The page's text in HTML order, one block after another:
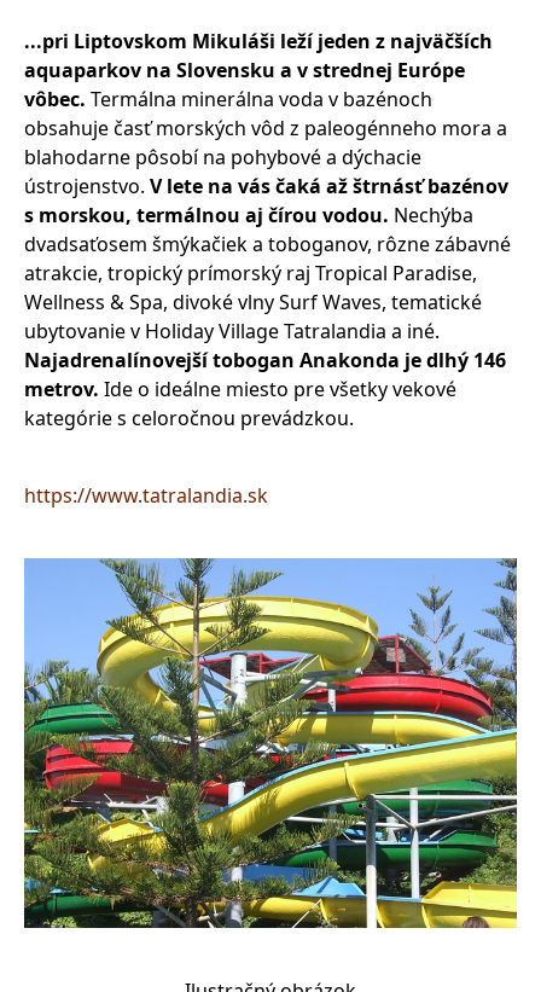
...pri Liptovskom Mikuláši leží jeden z najväčších
aquaparkov na Slovensku a v strednej Európe
vôbec. Termálna minerálna voda v bazénoch
obsahuje časť morských vôd z paleogénneho mora a
blahodarne pôsobí na pohybové a dýchacie
ústrojenstvo. V lete na vás čaká až štrnásť bazénov
s morskou, termálnou aj čírou vodou. Nechýba
dvadsaťosem šmýkačiek a toboganov, rôzne zábavné
atrakcie, tropický prímorský raj Tropical Paradise,
Wellness & Spa, divoké vlny Surf Waves, tematické
ubytovanie v Holiday Village Tatralandia a iné.
Najadrenalínovejší tobogan Anakonda je dlhý 146
metrov. Ide o ideálne miesto pre všetky vekové
kategórie s celoročnou prevádzkou.
https://www.tatralandia.sk